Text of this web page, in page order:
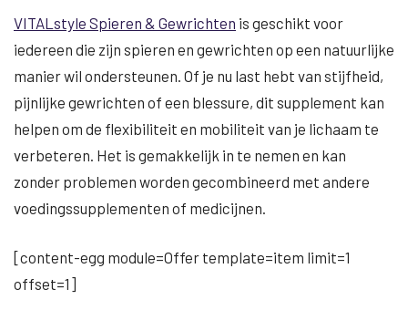
VITALstyle Spieren & Gewrichten is geschikt voor
iedereen die zijn spieren en gewrichten op een natuurlijke
manier wil ondersteunen. Of je nu last hebt van stijfheid,
pijnlijke gewrichten of een blessure, dit supplement kan
helpen om de flexibiliteit en mobiliteit van je lichaam te
verbeteren. Het is gemakkelijk in te nemen en kan
zonder problemen worden gecombineerd met andere
voedingssupplementen of medicijnen.
[content-egg module=Offer template=item limit=1
offset=1]